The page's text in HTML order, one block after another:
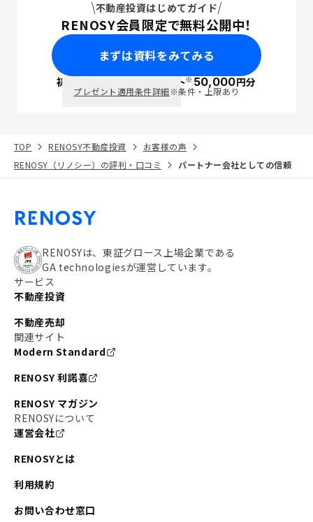
不動産投資はじめてガイド
RENOSY会員限定で無料公開中！
まずは資料をみてみる
初回面談で ポイント※50,000円分
プレゼント適用条件詳細※条件・上限あり
TOP RENOSY不動産投資
お客様の声
RENOSY（リノシー）の評判・口コミ
パートナー会社としての信頼
RENOSYは、東証グロース上場企業である
GA technologiesが運営しています。
サービス
不動産投資
不動産売却
関連サイト
Modern Standard
RENOSY 利諾喜
RENOSY マガジン
RENOSYについて
運営会社
RENOSYとは
利用規約
お問い合わせ窓口